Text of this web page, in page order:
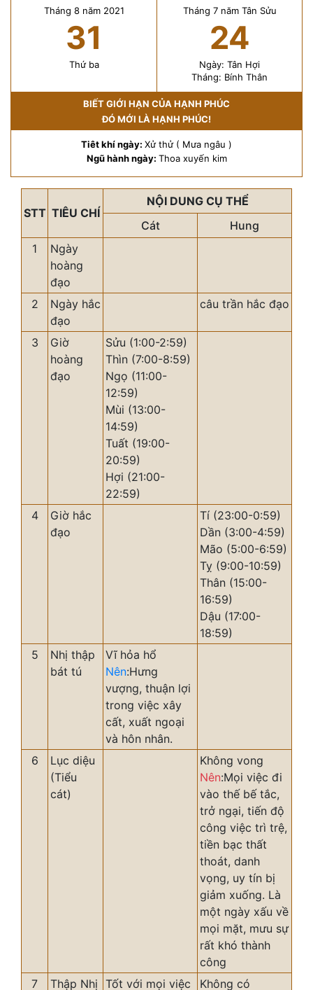
Tháng 8 năm 2021
31
Thứ ba
Tháng 7 năm Tân Sửu
24
Ngày: Tân Hợi
Tháng: Bính Thân
BIẾT GIỚI HẠN CỦA HẠNH PHÚC
ĐÓ MỚI LÀ HẠNH PHÚC!
Tiêt khí ngày: Xử thử ( Mưa ngâu )
Ngũ hành ngày: Thoa xuyến kim
STT TIÊU CHÍ
NỘI DUNG CỤ THỂ
Cát
Hung
1
Ngày
hoàng
đạo
2
Ngày hắc
đạo
câu trần hắc đạo
3
Giờ
hoàng
đạo
Sửu (1:00-2:59)
Thìn (7:00-8:59)
Ngọ (11:00-
12:59)
Mùi (13:00-
14:59)
Tuất (19:00-
20:59)
Hợi (21:00-
22:59)
4
Giờ hắc
đạo
Tí (23:00-0:59)
Dần (3:00-4:59)
Mão (5:00-6:59)
Tỵ (9:00-10:59)
Thân (15:00-
16:59)
Dậu (17:00-
18:59)
5
Nhị thập
bát tú
Vĩ hỏa hổ
Nên:Hưng
vượng, thuận lợi
trong việc xây
cất, xuất ngoại
và hôn nhân.
6
Lục diệu
(Tiểu
cát)
Không vong
Nên:Mọi việc đi
vào thế bế tắc,
trở ngại, tiến độ
công việc trì trệ,
tiền bạc thất
thoát, danh
vọng, uy tín bị
giảm xuống. Là
một ngày xấu về
mọi mặt, mưu sự
rất khó thành
công
7
Thập Nhị Tốt với mọi việc Không có